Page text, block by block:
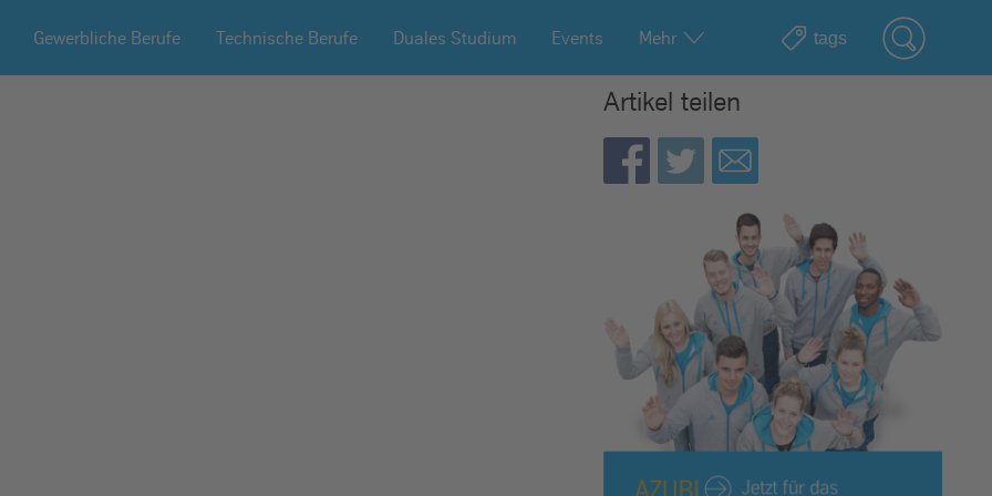
Gewerbliche Berufe Technische Berufe Duales Studium Events Mehr
Artikel teilen